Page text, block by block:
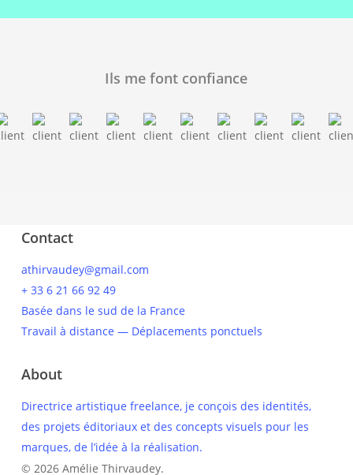
Ils me font confiance
Contact
athirvaudey@gmail.com
+ 33 6 21 66 92 49
Basée dans le sud de la France
Travail à distance — Déplacements ponctuels
About
Directrice artistique freelance, je conçois des identités,
des projets éditoriaux et des concepts visuels pour les
marques, de l’idée à la réalisation.
© 2026 Amélie Thirvaudey.